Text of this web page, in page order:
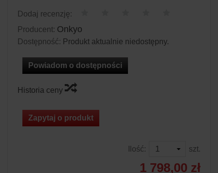
Dodaj recenzję:
Producent: Onkyo
Dostępność: Produkt aktualnie niedostępny.
Powiadom o dostępności
Historia ceny
Zapytaj o produkt
Ilość: szt.
1 798,00 zł